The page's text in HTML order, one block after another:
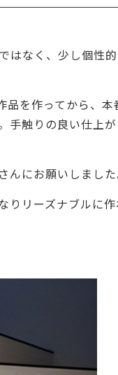
金物マニ
ケヤキ
ラン
モンキーポ
はなく、少し個性
品を作ってから、本
手触りの良い仕上
んにお願いしました
りリーズナブルに